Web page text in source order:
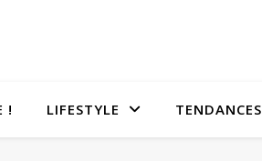
! LIFESTYLE TENDANCES